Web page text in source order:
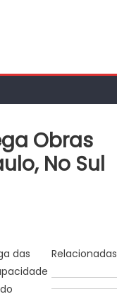
Obras
No Sul
Relacionadas
das